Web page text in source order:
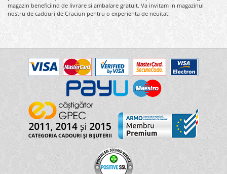
magazin beneficiind de livrare si ambalare gratuit. Va invitam in magazinul
nostru de cadouri de Craciun pentru o experienta de neuitat!